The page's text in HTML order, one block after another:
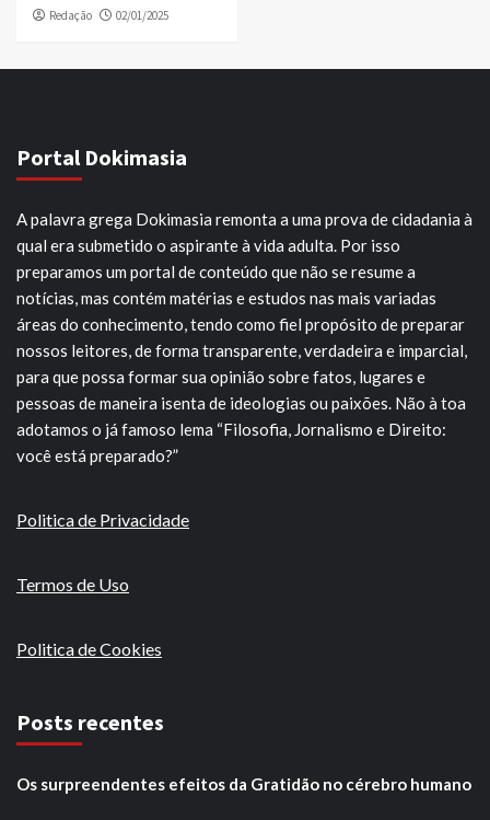
Redação 02/01/2025
Portal Dokimasia
A palavra grega Dokimasia remonta a uma prova de cidadania à
qual era submetido o aspirante à vida adulta. Por isso
preparamos um portal de conteúdo que não se resume a
notícias, mas contém matérias e estudos nas mais variadas
áreas do conhecimento, tendo como fiel propósito de preparar
nossos leitores, de forma transparente, verdadeira e imparcial,
para que possa formar sua opinião sobre fatos, lugares e
pessoas de maneira isenta de ideologias ou paixões. Não à toa
adotamos o já famoso lema “Filosofia, Jornalismo e Direito:
você está preparado?”
Politica de Privacidade
Termos de Uso
Politica de Cookies
Posts recentes
Os surpreendentes efeitos da Gratidão no cérebro humano